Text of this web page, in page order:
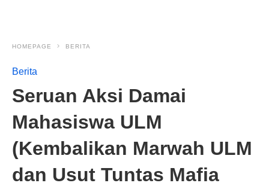
HOMEPAGE BERITA
Berita
Seruan Aksi Damai
Mahasiswa ULM
(Kembalikan Marwah ULM
dan Usut Tuntas Mafia